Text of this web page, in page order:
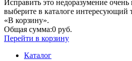
Исправить это недоразумение очень
выберите в каталоге
«В корзину».
Общая сумма:0 руб.
Перейти в корзину
Каталог